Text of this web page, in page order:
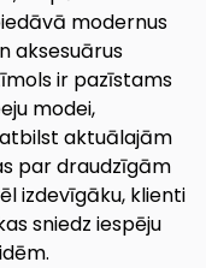
modernus
aksesuārus
ir pazīstams
modei,
aktuālajām
par draudzīgām
izdevīgāku, klienti
sniedz iespēju